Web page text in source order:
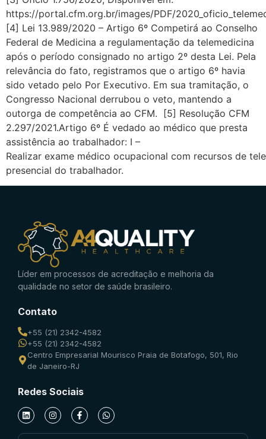
https://portal.cfm.org.br/images/PDF/
[4] Lei 13.989/2020 – Artigo 6º Competirá ao Conselho
Federal de Medicina a regulamentação da telemedicina
após o período consignado no artigo 2º desta Lei. Pela
relevância do fato, registramos que o artigo 6º havia
sido vetado pelo Por Executivo. Em sua tramitação, o
Congresso Nacional derrubou o veto, mantendo a
outorga de competência ao CFM. [5] Resolução CFM
2.297/2021.Artigo 6º É vedado ao médico que presta
assistência ao trabalhador: I –
Realizar exame médico ocupacional com recursos de
presencial do trabalhador.
Líder em processos de acreditação e melhoria da
qualidade no setor de saúde brasileiro.
Contato
+55 (21) 2342-4582
+55 (21) 2342-4582
Centro Empresarial Mourisco Praia de Botafogo, 501, Rio
de Janeiro-RJ
Redes Sociais